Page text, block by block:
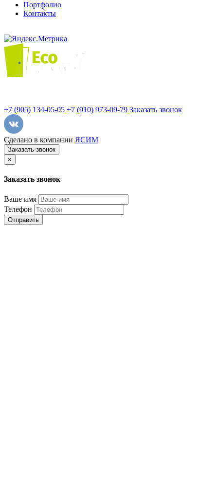
Портфолио
Контакты
+7 (905) 134-05-05 +7 (910) 973-09-79 Заказать звонок
Сделано в компании ЯСИМ
Заказать звонок
×
Заказать звонок
Ваше имя
Телефон
Отправить